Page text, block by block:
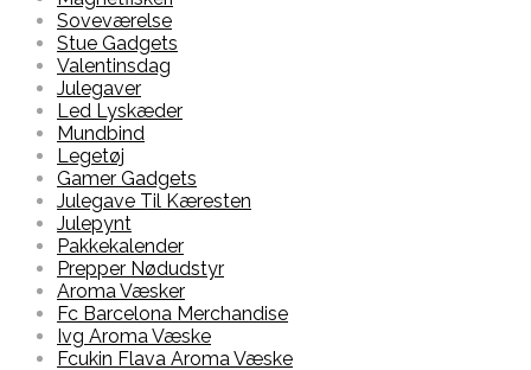
Soveværelse
Stue Gadgets
Valentinsdag
Julegaver
Led Lyskæder
Mundbind
Legetøj
Gamer Gadgets
Julegave Til Kæresten
Julepynt
Pakkekalender
Prepper Nødudstyr
Aroma Væsker
Fc Barcelona Merchandise
Ivg Aroma Væske
Fcukin Flava Aroma Væske